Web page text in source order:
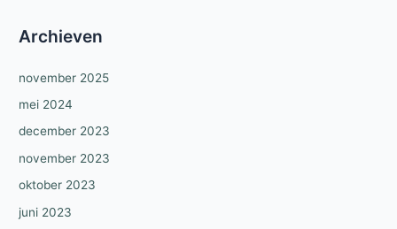
Archieven
november 2025
mei 2024
december 2023
november 2023
oktober 2023
juni 2023